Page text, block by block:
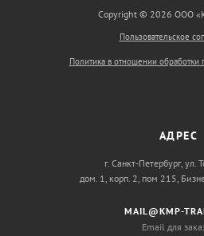
Copyright © 2026 ООО
Пользовательское
Политика в отношении
АДРЕС
г. Санкт-Петербург, ул.
дом. 1, корп. 2, пом 215,
MAIL@KMP-
Email для